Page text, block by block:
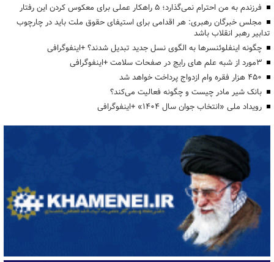
فرزندم به من احترام نمی‌گذارد؛ ۵ راهکار عملی برای معکوس کردن این رفتار
مجلس خبرگان رهبری: هر اقدامی برای استیفای حقوق ملت باید در چارچوب
تدابیر رهبر انقلاب باشد
چگونه اینفلوئنسرها به الگوی نسل جدید تبدیل شدند؟ +اینفوگرافی
3مورد از شبه علم های رایج در صفحات سلامت +اینفوگرافی
۴۵۰ هزار فقره وام ازدواج پرداخت خواهد شد
بانک شیر مادر چیست و چگونه فعالیت می‌کند؟
رویداد ملی «انتخاب جوان سال ۱۴۰۴» +اینفوگرافی